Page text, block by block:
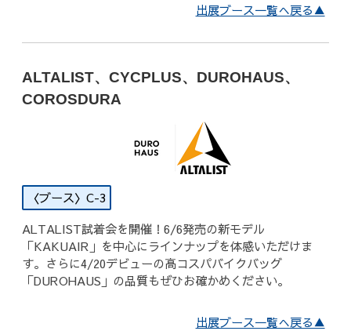
出展ブース一覧へ戻る▲
ALTALIST、CYCPLUS、DUROHAUS、
COROSDURA
C-3
ALTALIST試着会を開催！6/6発売の新モデル
「KAKUAIR」を中心にラインナップを体感いただけま
す。さらに4/20デビューの高コスパバイクバッグ
「DUROHAUS」の品質もぜひお確かめください。
出展ブース一覧へ戻る▲